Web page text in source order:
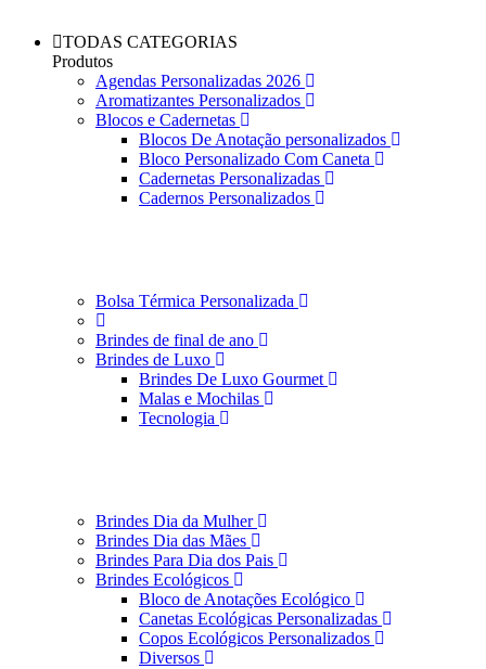
TODAS CATEGORIAS
Produtos
Agendas Personalizadas 2026
Aromatizantes Personalizados
Blocos e Cadernetas
Blocos De Anotação personalizados
Bloco Personalizado Com Caneta
Cadernetas Personalizadas
Cadernos Personalizados
Bolsa Térmica Personalizada
Brindes de final de ano
Brindes de Luxo
Brindes De Luxo Gourmet
Malas e Mochilas
Tecnologia
Brindes Dia da Mulher
Brindes Dia das Mães
Brindes Para Dia dos Pais
Brindes Ecológicos
Bloco de Anotações Ecológico
Canetas Ecológicas Personalizadas
Copos Ecológicos Personalizados
Diversos